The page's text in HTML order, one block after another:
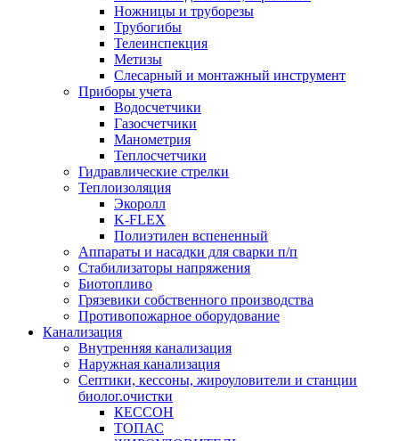
Ножницы и труборезы
Трубогибы
Телеинспекция
Метизы
Слесарный и монтажный инструмент
Приборы учета
Водосчетчики
Газосчетчики
Манометрия
Теплосчетчики
Гидравлические стрелки
Теплоизоляция
Экоролл
K-FLEX
Полиэтилен вспененный
Аппараты и насадки для сварки п/п
Стабилизаторы напряжения
Биотопливо
Грязевики собственного производства
Противопожарное оборудование
Канализация
Внутренняя канализация
Наружная канализация
Септики, кессоны, жироуловители и станции
биолог.очистки
КЕССОН
ТОПАС